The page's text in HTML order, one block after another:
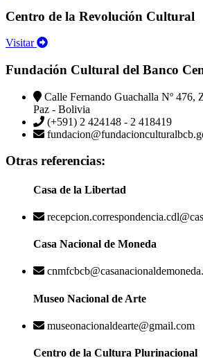
Centro de la Revolución Cultural
Visitar
Fundación Cultural del Banco
Calle Fernando Guachalla Nº 476,
Paz - Bolivia
(+591) 2 424148 - 2 418419
Otras referencias:
Casa de la Libertad
Casa Nacional de Moneda
Museo Nacional de Arte
museonacionaldearte@gmail.com
Centro de la Cultura Plurinacional